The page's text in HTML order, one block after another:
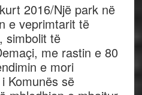
2016/Një park në
e veprimtarit të
simbolit të
me rastin e 80
e mori
Komunës së